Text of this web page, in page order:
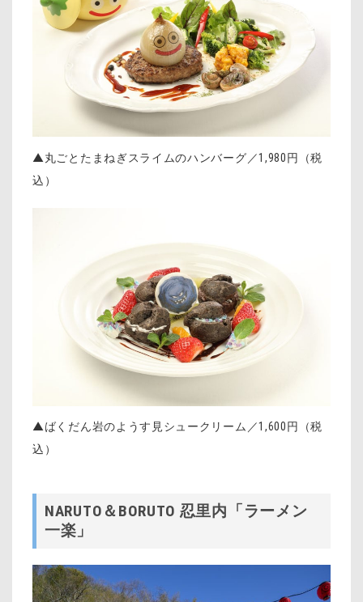
▲丸ごとたまねぎスライムのハンバーグ／1,980円（税
込）
▲ばくだん岩のようす見シュークリーム／1,600円（税
込）
NARUTO＆BORUTO 忍里内「ラーメン
一楽」